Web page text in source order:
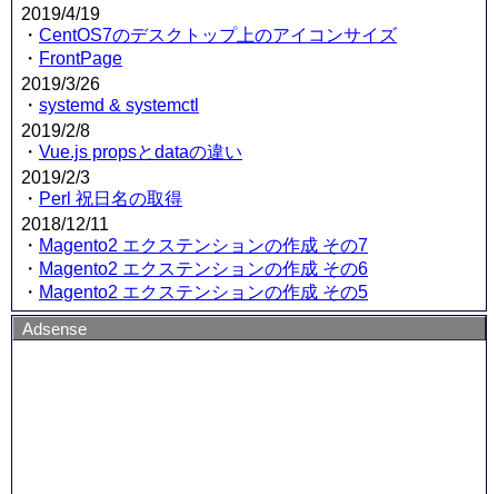
2019/4/19
・ CentOS7のデスクトップ上のアイコンサイズ
・ FrontPage
2019/3/26
・ systemd & systemctl
2019/2/8
・ Vue.js propsとdataの違い
2019/2/3
・ Perl 祝日名の取得
2018/12/11
・ Magento2 エクステンションの作成 その7
・ Magento2 エクステンションの作成 その6
・ Magento2 エクステンションの作成 その5
Adsense